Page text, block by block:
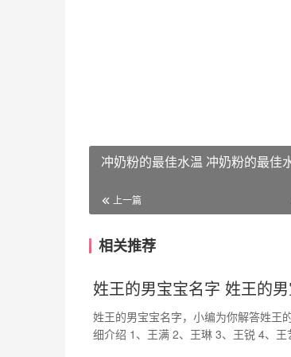
冲奶粉的最佳水温 冲奶粉的最佳
上一篇
相关推荐
姓王的男宝宝名字 姓王的
姓王的男宝宝名字，小编为你解答姓王
细介绍 1、王满 2、王琳 3、王锐 4、